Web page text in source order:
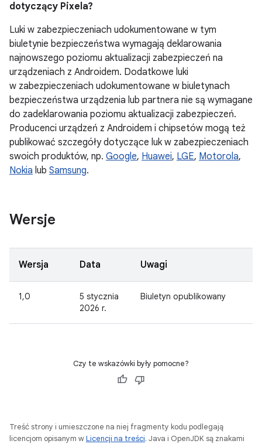
dotyczący Pixela?
Luki w zabezpieczeniach udokumentowane w tym
biuletynie bezpieczeństwa wymagają deklarowania
najnowszego poziomu aktualizacji zabezpieczeń na
urządzeniach z Androidem. Dodatkowe luki
w zabezpieczeniach udokumentowane w biuletynach
bezpieczeństwa urządzenia lub partnera nie są wymagane
do zadeklarowania poziomu aktualizacji zabezpieczeń.
Producenci urządzeń z Androidem i chipsetów mogą też
publikować szczegóły dotyczące luk w zabezpieczeniach
swoich produktów, np. Google, Huawei, LGE, Motorola,
Nokia lub Samsung.
Wersje
Wersja Data Uwagi
1,0
5 stycznia
2026 r.
Biuletyn opublikowany
Czy te wskazówki były pomocne?
Treść strony i umieszczone na niej fragmenty kodu podlegają
licencjom opisanym wLicencji na treści. Java i OpenJDK są znakami